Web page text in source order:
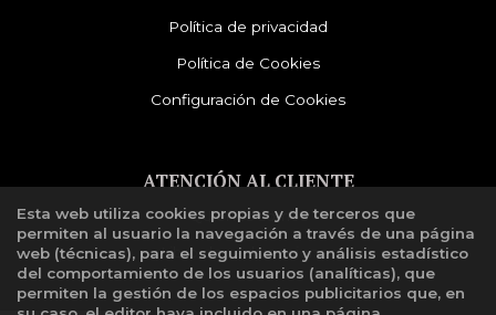
Política de privacidad
Política de Cookies
Configuración de Cookies
ATENCIÓN AL CLIENTE
Quiénes somos
Libro de reclamaciones
Esta web utiliza cookies propias y de terceros que
permiten al usuario la navegación a través de una página
web (técnicas), para el seguimiento y análisis estadístico
del comportamiento de los usuarios (analíticas), que
permiten la gestión de los espacios publicitarios que, en